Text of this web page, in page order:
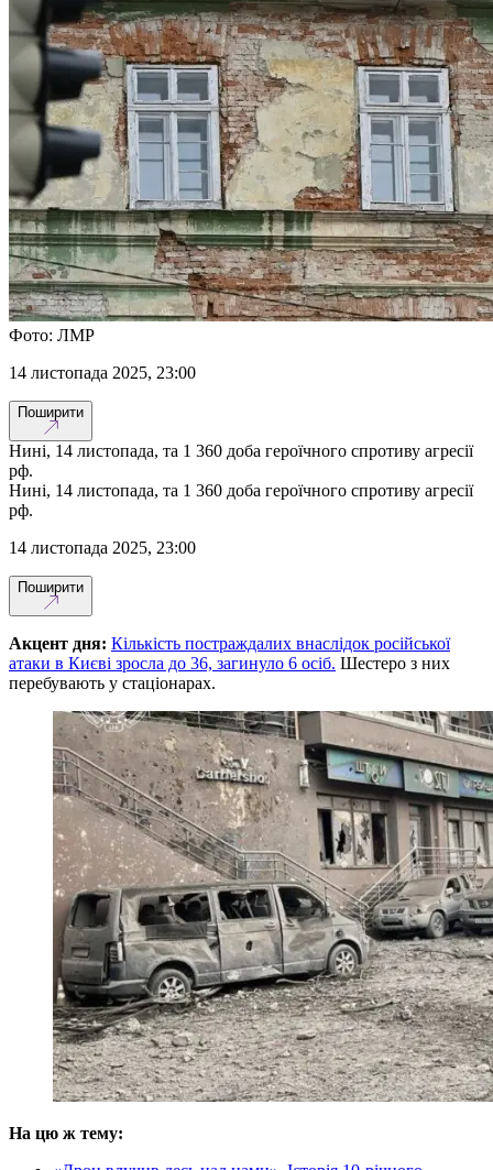
Фото: ЛМР
14 листопада 2025, 23:00
Поширити
Нині, 14 листопада, та 1 360 доба героїчного спротиву агресії
рф.
Нині, 14 листопада, та 1 360 доба героїчного спротиву агресії
рф.
14 листопада 2025, 23:00
Поширити
Акцент дня: Кількість постраждалих внаслідок російської
атаки в Києві зросла до 36, загинуло 6 осіб. Шестеро з них
перебувають у стаціонарах.
На цю ж тему: